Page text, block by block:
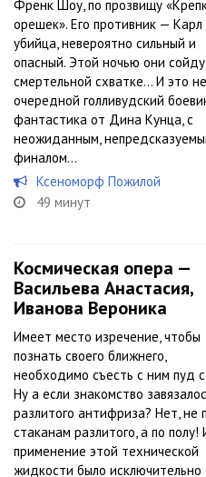
Френк Шоу, по прозвищу
орешек». Его противник — Карл
убийца, невероятно сильный и
опасный. Этой ночью они
смертельной схватке… И это не
очередной голливудский
фантастика от Дина Кунца, с
неожиданным,
финалом…
Ксеноморф Пожилой
49 минут
Космическая опера —
Васильева Анастасия,
Иванова Вероника
Имеет место изречение, чтобы
познать своего ближнего,
необходимо съесть с ним пуд
Ну а если знакомство
разлитого антифриза? Нет, не
стаканам разлитого, а по полу!
применение этой технической
жидкости было исключительно